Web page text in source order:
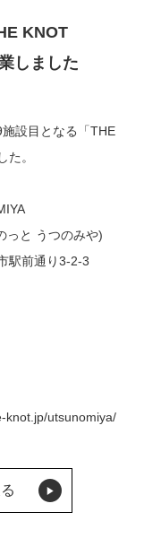
KNOT
しました
設目となる「THE
た。
うつのみや)
駅前通り3-2-3
knot.jp/utsunomiya/